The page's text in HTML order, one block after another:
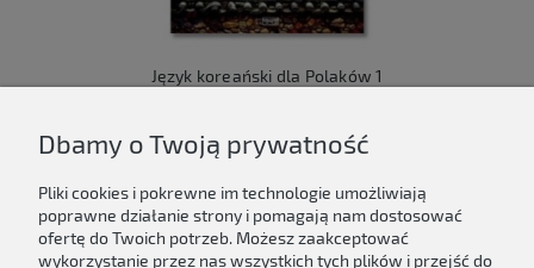
Język koreański dla Polaków 1
Do koszyka
Dbamy o Twoją prywatność
Pliki cookies i pokrewne im technologie umożliwiają
poprawne działanie strony i pomagają nam dostosować
ofertę do Twoich potrzeb. Możesz zaakceptować
wykorzystanie przez nas wszystkich tych plików i przejść do